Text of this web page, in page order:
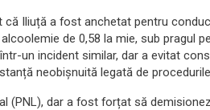
Iliuță a fost anchetat pentru
de 0,58 la mie, sub pragul
un incident similar, dar a evitat
neobișnuită legată de
(PNL), dar a fost forțat să